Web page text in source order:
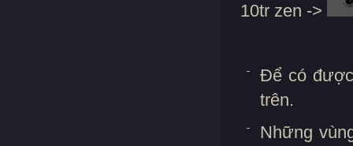
10tr zen ->
Để có
trên.
Những